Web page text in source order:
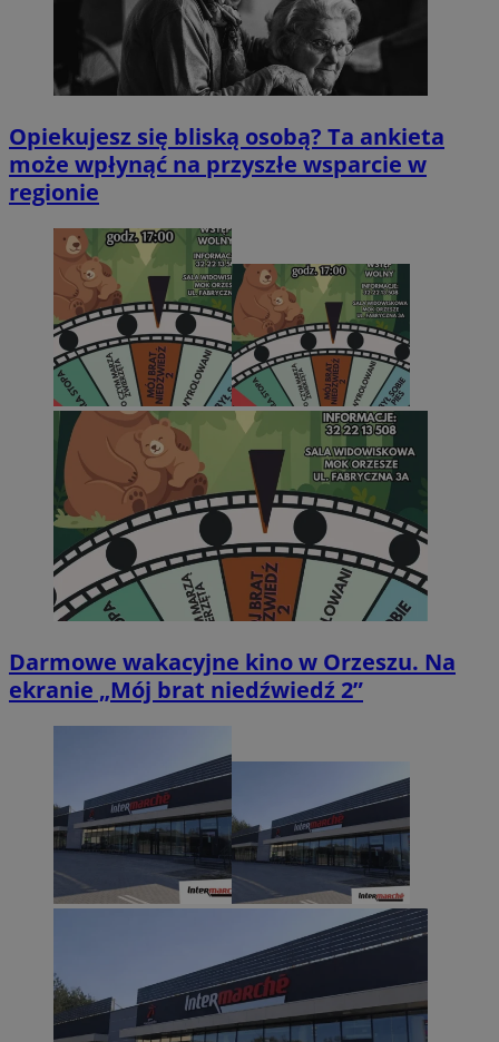
Opiekujesz się bliską osobą? Ta ankieta
może wpłynąć na przyszłe wsparcie w
regionie
Darmowe wakacyjne kino w Orzeszu. Na
ekranie „Mój brat niedźwiedź 2”